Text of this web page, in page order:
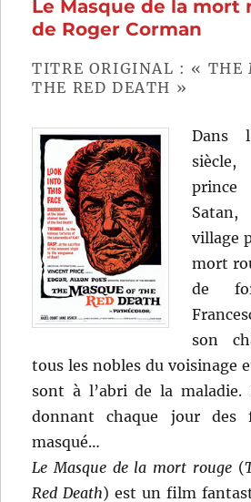
Le Masque de la mort
de Roger Corman
TITRE ORIGINAL : « THE
THE RED DEATH »
Dans
village
mort
de
son
tous les nobles du voisinage
sont à l’abri de la
donnant chaque jour
masqué…
Le Masque de la mort rouge(
Red Death) est un film